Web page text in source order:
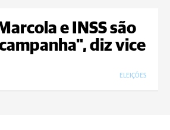
e INSS são
diz vice
ELEIÇÕES